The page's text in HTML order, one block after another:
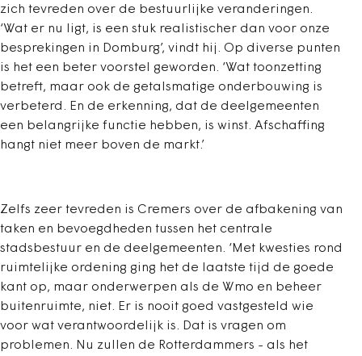
zich tevreden over de bestuurlijke veranderingen.
‘Wat er nu ligt, is een stuk realistischer dan voor onze
besprekingen in Domburg’, vindt hij. Op diverse punten
is het een beter voorstel geworden. ‘Wat toonzetting
betreft, maar ook de getalsmatige onderbouwing is
verbeterd. En de erkenning, dat de deelgemeenten
een belangrijke functie hebben, is winst. Afschaffing
hangt niet meer boven de markt.’
Zelfs zeer tevreden is Cremers over de afbakening van
taken en bevoegdheden tussen het centrale
stadsbestuur en de deelgemeenten. ‘Met kwesties rond
ruimtelijke ordening ging het de laatste tijd de goede
kant op, maar onderwerpen als de Wmo en beheer
buitenruimte, niet. Er is nooit goed vastgesteld wie
voor wat verantwoordelijk is. Dat is vragen om
problemen. Nu zullen de Rotterdammers - als het